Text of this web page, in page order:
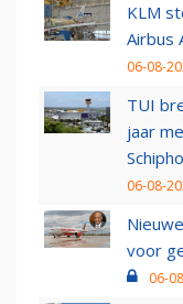
KLM
Airbus
06-08-
TUI
jaar
06-08-
voor
06-